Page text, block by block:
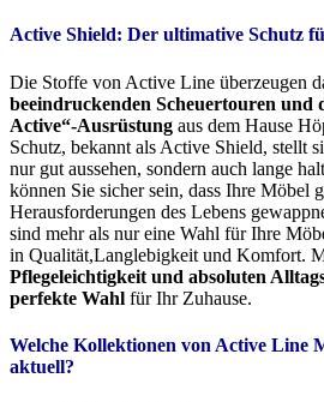
Active Shield: Der ultimative Schutz
Die Stoffe von Active Line überzeugen
beeindruckenden Scheuertouren und
Active“-Ausrüstung aus dem Hause
Schutz, bekannt als Active Shield, stellt
nur gut aussehen, sondern auch lange
können Sie sicher sein, dass Ihre Möbel
Herausforderungen des Lebens
sind mehr als nur eine Wahl für Ihre
in Qualität,Langlebigkeit und Komfort.
Pflegeleichtigkeit und absoluten
perfekte Wahl für Ihr Zuhause.
Welche Kollektionen von Active Line
aktuell?